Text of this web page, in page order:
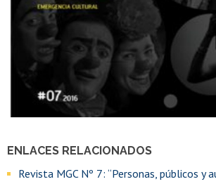
ENLACES RELACIONADOS
Revista MGC Nº 7: “Personas, públicos y